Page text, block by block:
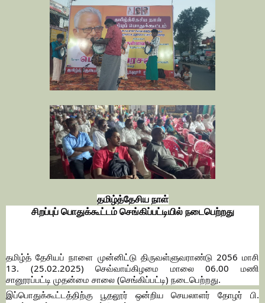
தமிழ்த்தேசிய நாள்
சிறப்புப் பொதுக்கூட்டம் செங்கிப்பட்டியில் நடைபெற்றது
தமிழ்த் தேசியப் நாளை முன்னிட்டு திருவள்ளுவராண்டு 2056 மாசி
13. (25.02.2025) செவ்வாய்கிழமை மாலை 06.00 மணி
சானூரப்பட்டி முதன்மை சாலை (செங்கிப்பட்டி) நடைபெற்றது.
இப்பொதுக்கூட்டத்திற்கு பூதலூர் ஒன்றிய செயலாளர் தோழர் பி.